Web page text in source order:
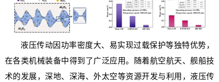
液压传动因功率密度大、易实现过载保护等独特优势，
在各类机械装备中得到了广泛应用。随着航空航天、舰船技
术的发展，深地、深海、外太空等资源开发与利用，液压传